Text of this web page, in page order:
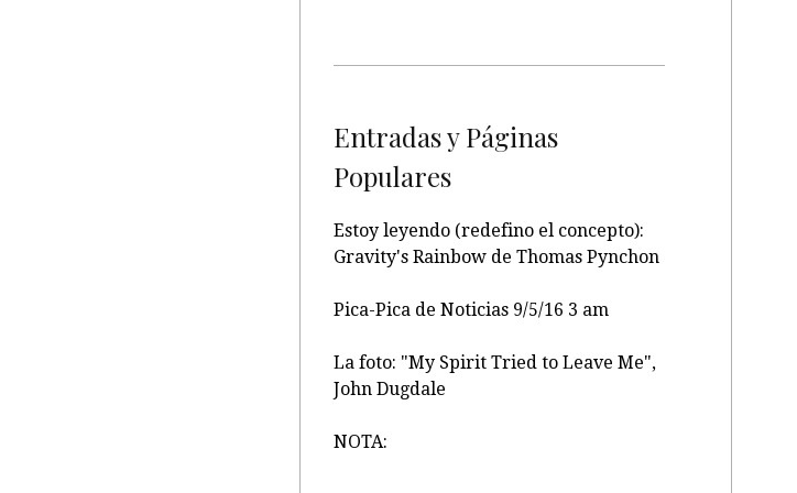
Entradas y Páginas
Populares
Estoy leyendo (redefino el concepto):
Gravity's Rainbow de Thomas Pynchon
Pica-Pica de Noticias 9/5/16 3 am
La foto: "My Spirit Tried to Leave Me",
John Dugdale
NOTA: